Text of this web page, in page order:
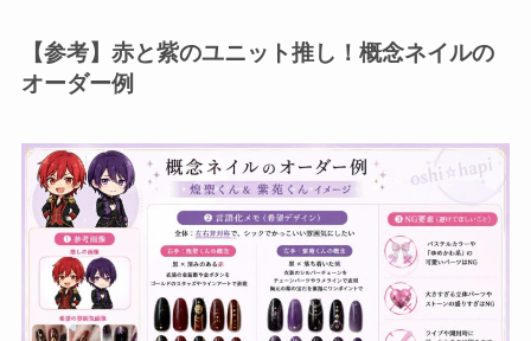
【参考】赤と紫のユニット推し！概念ネイルの
オーダー例